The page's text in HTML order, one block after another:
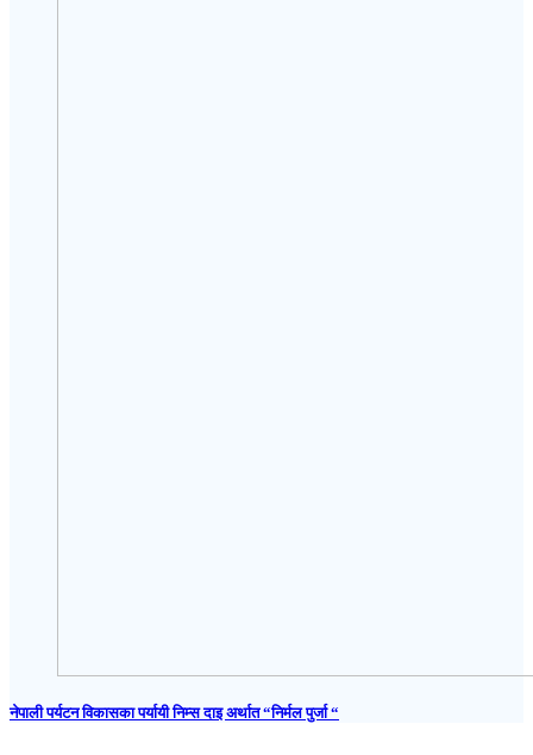
नेपाली पर्यटन विकासका पर्यायी निम्स दाइ अर्थात “निर्मल पुर्जा “